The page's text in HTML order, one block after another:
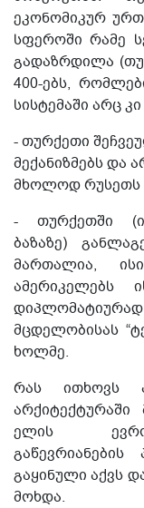
ეკონომიკურ
სფეროში რამე
გადაზრდილა
400-ებს,
სისტემაში არც
- თურქეთი
მექანიზმებს და
მხოლოდ რუსეთს
- თურქეთში
ბაზაზე)
მართალია,
ამერიკელებს
მცდელობისას
ხოლმე.
რას ითხოვს
ელის
გაყინული აქვს
მოხდა.